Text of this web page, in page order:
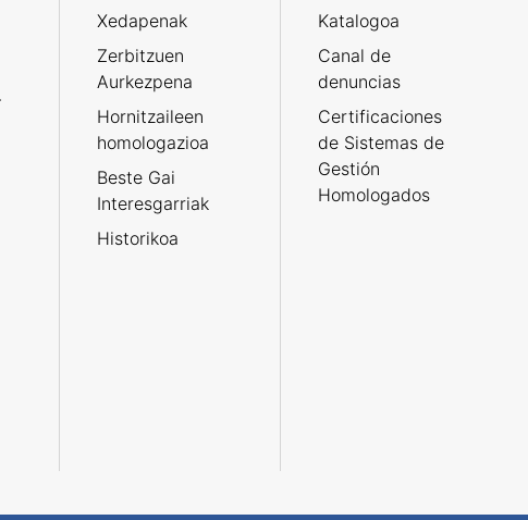
Xedapenak
Zerbitzuen
Aurkezpena
Hornitzaileen
homologazioa
Beste Gai
Interesgarriak
Historikoa
Katalogoa
Canal de
denuncias
Certificaciones
de Sistemas de
Gestión
Homologados